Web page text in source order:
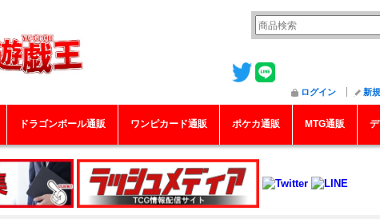
ログイン 新
ドラゴンボール通販 ワンピカード通販 ポケカ通販 MTG通販